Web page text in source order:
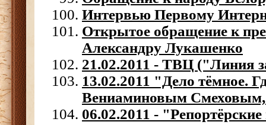
Интервью Первому
Открытое обращение к
Александру Лукашенко
21.02.2011 - ТВЦ ("Линия
13.02.2011 "Дело тёмное.
Вениаминовым
06.02.2011 -